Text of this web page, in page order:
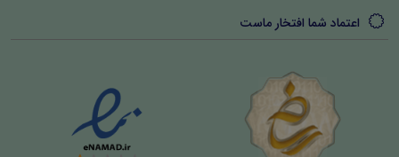
اعتماد شما افتخار ماست